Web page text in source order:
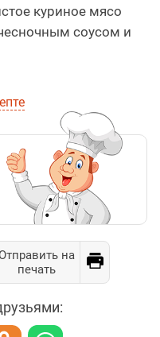
куриное мясо
соусом и
на
печать